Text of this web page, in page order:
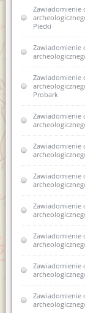
(Dz. U. Nr
USTAWA z
poz. 414 ze
Kwalifikacje
Akty
wpisanych
Decyzja w
warmińsko-
Śródmieścia
dotyczącego
Równina
zabytku
zabytków 9
zabytku
zabytków 7
zabytku
zabytku
ewidencji
Zawiadomienie
Piecki
Zawiadomienie
Zawiadomienie
Probark
Zawiadomienie
Zawiadomienie
Zawiadomienie
Zawiadomienie
Zawiadomienie
Zawiadomienie
Zawiadomienie